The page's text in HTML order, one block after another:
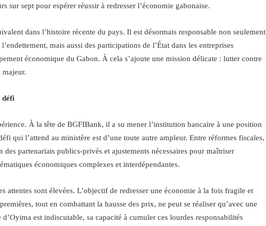
sur sept pour espérer réussir à redresser l’économie gabonaise.
dans l’histoire récente du pays. Il est désormais responsable non seulement
mais aussi des participations de l’État dans les entreprises
économique du Gabon. À cela s’ajoute une mission délicate : lutter contre
défi
À la tête de BGFIBank, il a su mener l’institution bancaire à une position
qui l’attend au ministère est d’une toute autre ampleur. Entre réformes fiscales,
partenariats publics-privés et ajustements nécessaires pour maîtriser
économiques complexes et interdépendantes.
attentes sont élevées. L’objectif de redresser une économie à la fois fragile et
tout en combattant la hausse des prix, ne peut se réaliser qu’avec une
est indiscutable, sa capacité à cumuler ces lourdes responsabilités